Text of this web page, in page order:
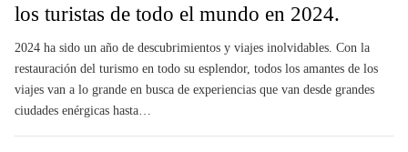
los turistas de todo el mundo en 2024.
2024 ha sido un año de descubrimientos y viajes inolvidables. Con la
restauración del turismo en todo su esplendor, todos los amantes de los
viajes van a lo grande en busca de experiencias que van desde grandes
ciudades enérgicas hasta…